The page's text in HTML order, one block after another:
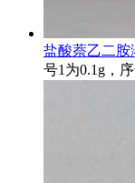
盐酸萘乙二胺
号1为0.1g，